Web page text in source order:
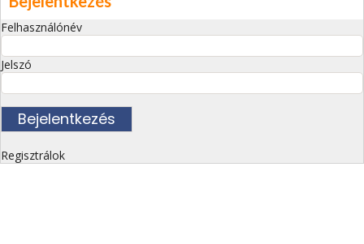
Felhasználónév
Jelszó
Regisztrálok